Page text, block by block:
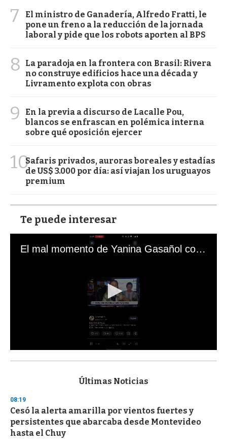
7
El ministro de Ganadería, Alfredo Fratti, le
pone un freno a la reducción de la jornada
laboral y pide que los robots aporten al BPS
8
La paradoja en la frontera con Brasil: Rivera
no construye edificios hace una década y
Livramento explota con obras
9
En la previa a discurso de Lacalle Pou,
blancos se enfrascan en polémica interna
sobre qué oposición ejercer
10Safaris privados, auroras boreales y estadías
de US$ 3.000 por día: así viajan los uruguayos
premium
Te puede interesar
El mal momento de Yanina Gasañol con un hincha argentino en "Subrayado"
s
d
s
o
f
3
Últimas Noticias
08:19
Cesó la alerta amarilla por vientos fuertes y
persistentes que abarcaba desde Montevideo
hasta el Chuy